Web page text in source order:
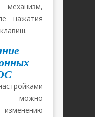
нажатия
можно